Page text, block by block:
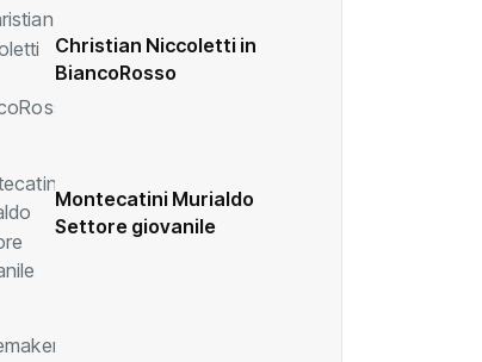
Christian Niccoletti in
BiancoRosso
Montecatini Murialdo
Settore giovanile